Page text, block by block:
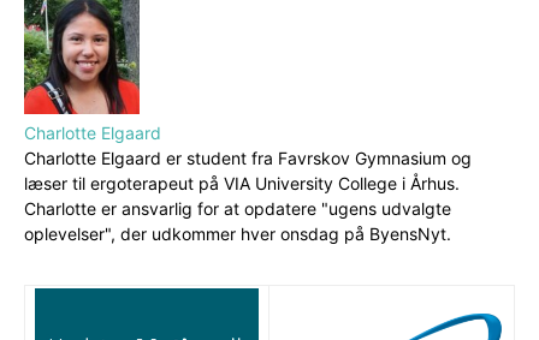
Charlotte Elgaard
Charlotte Elgaard er student fra Favrskov Gymnasium og
læser til ergoterapeut på VIA University College i Århus.
Charlotte er ansvarlig for at opdatere "ugens udvalgte
oplevelser", der udkommer hver onsdag på ByensNyt.